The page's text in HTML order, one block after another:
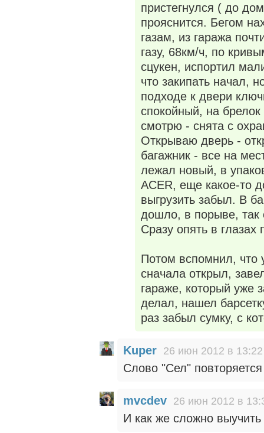
пристегнулся ( до
прояснится. Бегом
газам, из гаража
газу, 68км/ч, по
сцукен, испортил
что закипать начал,
подходе к двери
спокойный, на брелок
смотрю - снята с
Открываю дверь -
багажник - все на
лежал новый, в
ACER, еще какое-то
выгрузить забыл. В
дошло, в порыве, так
Сразу опять в
Потом вспомнил, что
сначала открыл,
гараже, который уже
делал, нашел
раз забыл сумку, с
Kuper 26 июн 2012 в 13:22
Слово "Сел"
mvcdev 26 июн 2012 в
И как же сложно